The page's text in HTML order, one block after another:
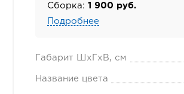
Сборка: 1 900 руб.
Подробнее
Габарит ШхГхВ, см
Название цвета